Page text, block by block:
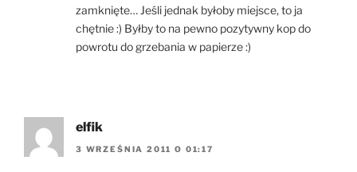
zamknięte… Jeśli jednak byłoby miejsce, to ja
chętnie :) Byłby to na pewno pozytywny kop do
powrotu do grzebania w papierze :)
elfik
3 WRZEŚNIA 2011 O 01:17